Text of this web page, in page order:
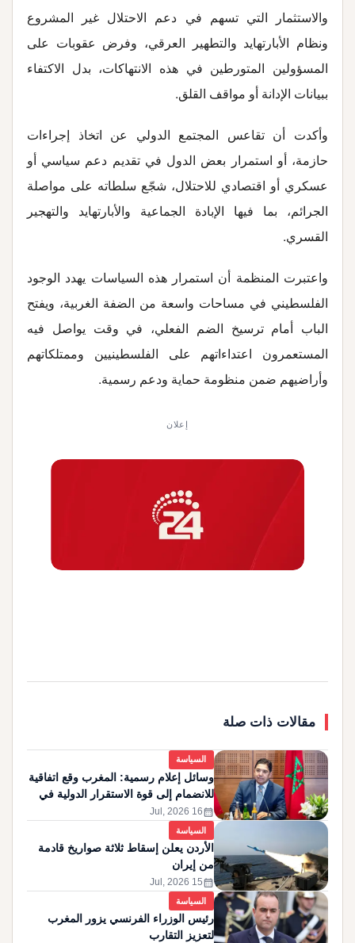
والاستثمار التي تسهم في دعم الاحتلال غير المشروع
ونظام الأبارتهايد والتطهير العرقي، وفرض عقوبات على
المسؤولين المتورطين في هذه الانتهاكات، بدل الاكتفاء
ببيانات الإدانة أو مواقف القلق.
وأكدت أن تقاعس المجتمع الدولي عن اتخاذ إجراءات
حازمة، أو استمرار بعض الدول في تقديم دعم سياسي أو
عسكري أو اقتصادي للاحتلال، شجّع سلطاته على مواصلة
الجرائم، بما فيها الإبادة الجماعية والأبارتهايد والتهجير
القسري.
واعتبرت المنظمة أن استمرار هذه السياسات يهدد الوجود
الفلسطيني في مساحات واسعة من الضفة الغربية، ويفتح
الباب أمام ترسيخ الضم الفعلي، في وقت يواصل فيه
المستعمرون اعتداءاتهم على الفلسطينيين وممتلكاتهم
وأراضيهم ضمن منظومة حماية ودعم رسمية.
إعلان
مقالات ذات صلة
السياسة
وسائل إعلام رسمية: المغرب وقع اتفاقية
للانضمام إلى قوة الاستقرار الدولية في
غزة
calendar_month
16 Jul, 2026
السياسة
الأردن يعلن إسقاط ثلاثة صواريخ قادمة
من إيران
calendar_month
15 Jul, 2026
السياسة
رئيس الوزراء الفرنسي يزور المغرب
لتعزيز التقارب